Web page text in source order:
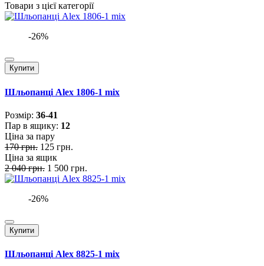
Товари з цієї категорії
-26%
Купити
Шльопанці Alex 1806-1 mix
Розмiр: 36-41
Пар в ящику: 12
Ціна за пару
170 грн. 125 грн.
Ціна за ящик
2 040 грн. 1 500 грн.
-26%
Купити
Шльопанці Alex 8825-1 mix